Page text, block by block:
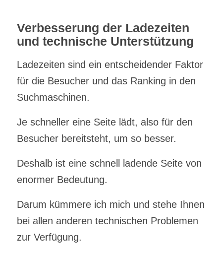
Verbesserung der Ladezeiten
und technische Unterstützung
Ladezeiten sind ein entscheidender Faktor
für die Besucher und das Ranking in den
Suchmaschinen.
Je schneller eine Seite lädt, also für den
Besucher bereitsteht, um so besser.
Deshalb ist eine schnell ladende Seite von
enormer Bedeutung.
Darum kümmere ich mich und stehe Ihnen
bei allen anderen technischen Problemen
zur Verfügung.